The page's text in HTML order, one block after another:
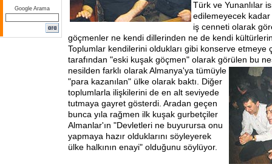
Google Arama
Türk ve Yunanlılar
edilemeyecek kadar
iş cenneti olarak
göçmenler ne kendi dillerinden ne de kendi
Toplumlar kendilerini oldukları gibi konserve etmeye
tarafından "eski kuşak göçmen" olarak görülen bu
nesilden farklı olarak Almanya'ya tümüyle
"para kazanılan" ülke olarak baktı. Diğer
toplumlarla ilişkilerini de en alt seviyede
tutmaya gayret gösterdi. Aradan geçen
bunca yıla rağmen ilk kuşak gurbetçiler
Almanlar'ın "Devletleri ne buyurursa onu
yapmaya hazır olduklarını söyleyerek
ülke halkının enayi" olduğunu söylüyor.